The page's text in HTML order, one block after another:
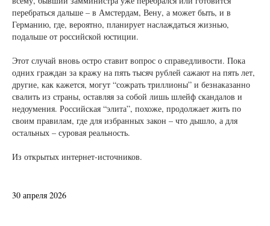
перебраться дальше – в Амстердам, Вену, а может быть, и в
Германию, где, вероятно, планирует наслаждаться жизнью,
подальше от российской юстиции.
Этот случай вновь остро ставит вопрос о справедливости. Пока
одних граждан за кражу на пять тысяч рублей сажают на пять лет,
другие, как кажется, могут “сожрать триллионы” и безнаказанно
свалить из страны, оставляя за собой лишь шлейф скандалов и
недоумения. Российская “элита”, похоже, продолжает жить по
своим правилам, где для избранных закон – что дышло, а для
остальных – суровая реальность.
Из открытых интернет-источников.
30 апреля 2026